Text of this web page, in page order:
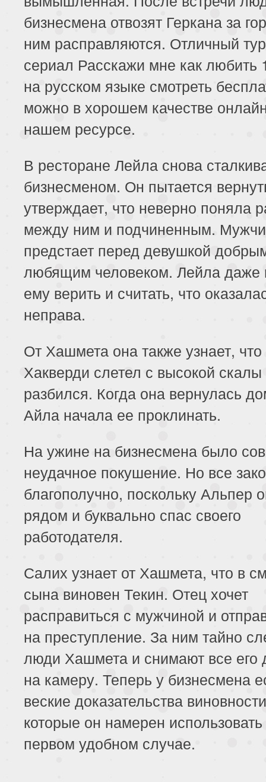
бизнесмена отвозят Геркана за
ним расправляются. Отличный
сериал Расскажи мне как любить
на русском языке смотреть
можно в хорошем качестве
нашем ресурсе.
В ресторане Лейла снова
бизнесменом. Он пытается
утверждает, что неверно поняла
между ним и подчиненным.
предстает перед девушкой
любящим человеком. Лейла даже
ему верить и считать, что
неправа.
От Хашмета она также узнает, что
Хакверди слетел с высокой
разбился. Когда она вернулась
Айла начала ее проклинать.
На ужине на бизнесмена было
неудачное покушение. Но все
благополучно, поскольку Альпер
рядом и буквально спас своего
работодателя.
Салих узнает от Хашмета, что в
сына виновен Текин. Отец хочет
расправиться с мужчиной и
на преступление. За ним тайно
люди Хашмета и снимают все его
на камеру. Теперь у бизнесмена
веские доказательства
которые он намерен
первом удобном случае.